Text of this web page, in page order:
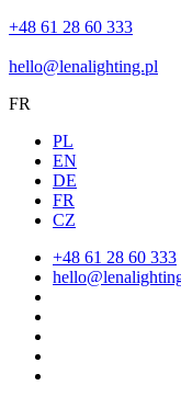
+48 61 28 60 333
hello@lenalighting.pl
FR
PL
EN
DE
FR
CZ
+48 61 28 60 333